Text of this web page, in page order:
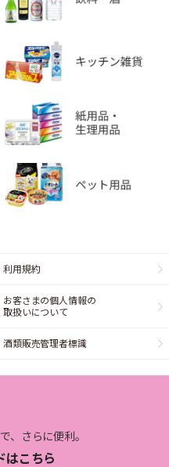
利用規約
お客さまの個人情報の
取扱いについて
酒類販売管理者標識
、さらに便利。
はこちら